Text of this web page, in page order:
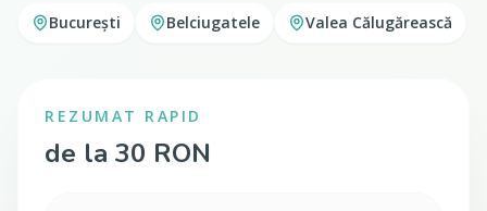
București Belciugatele Valea Călugărească
REZUMAT RAPID
de la 30 RON